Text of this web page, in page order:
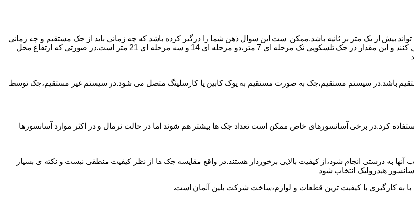
بیش از یک متر بر ثانیه باشد.ممکن است این سوال ذهن شما را درگیر کرده باشد که چه زمانی باید از جک مستقیم و چه زمانی
از جک غیرمستقیم استفاده کنیم؟ جک های مستقیم تا 21 متر را ساپورت می کنند و این مقدار در جک تلسکوپی تک مرحله ای 7 متر،دو مرحله ای 14 و سه مرحله ای 21 متر است.در صورتی که ارتفاع محل
باشد.در سیستم مستقیم،جک به صورت مستقیم به یوک کابین یا کارسلینگ متصل می شود.در سیستم غیر مستقیم،جک توسط
کرد.در برخی آسانسورهای خاص ممکن است تعداد جک ها بیشتر هم شوند اما در حالت نرمال و در اکثر موارد آسانسورها
به درستی انجام شود،از کیفیت بالایی برخوردار هستند.در واقع مقایسه جک ها از نظر کیفیت منطقی نیست و نکته ی بسیار
هیدرولیک انتخاب شود.
با به کارگیری با کیفیت ترین قطعات و لوازم،ساخت شرکت بلین آلمان است.